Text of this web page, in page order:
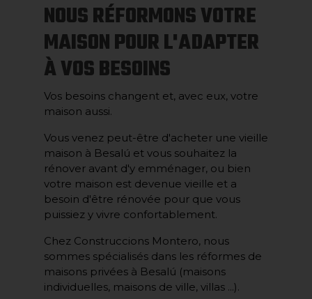
NOUS RÉFORMONS VOTRE
MAISON POUR L'ADAPTER
À VOS BESOINS
Vos besoins changent et, avec eux, votre
maison aussi.
Vous venez peut-être d'acheter une vieille
maison à Besalú et vous souhaitez la
rénover avant d'y emménager, ou bien
votre maison est devenue vieille et a
besoin d'être rénovée pour que vous
puissiez y vivre confortablement.
Chez Construccions Montero, nous
sommes spécialisés dans les réformes de
maisons privées à Besalú (maisons
individuelles, maisons de ville, villas ...).